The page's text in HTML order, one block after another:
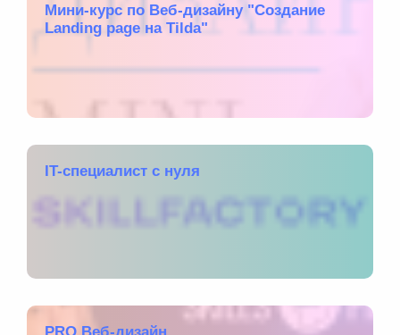
Мини-курс по Веб-дизайну "Создание
Landing page на Tilda"
IT-специалист с нуля
PRO Веб-дизайн